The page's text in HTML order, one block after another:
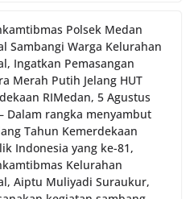
dari upaya menciptakan
yang aman dan kondusif,
semangat nasionalisme
Hari Kemerdekaan RI.
Polsek Medan
Sambangi Warga Kelurahan
Ingatkan Pemasangan
Merah Putih Jelang HUT
RI‎‎Medan, 5 Agustus
Dalam rangka menyambut
Tahun Kemerdekaan
Indonesia yang ke-81,
Kelurahan
Aiptu Muliyadi Suraukur,